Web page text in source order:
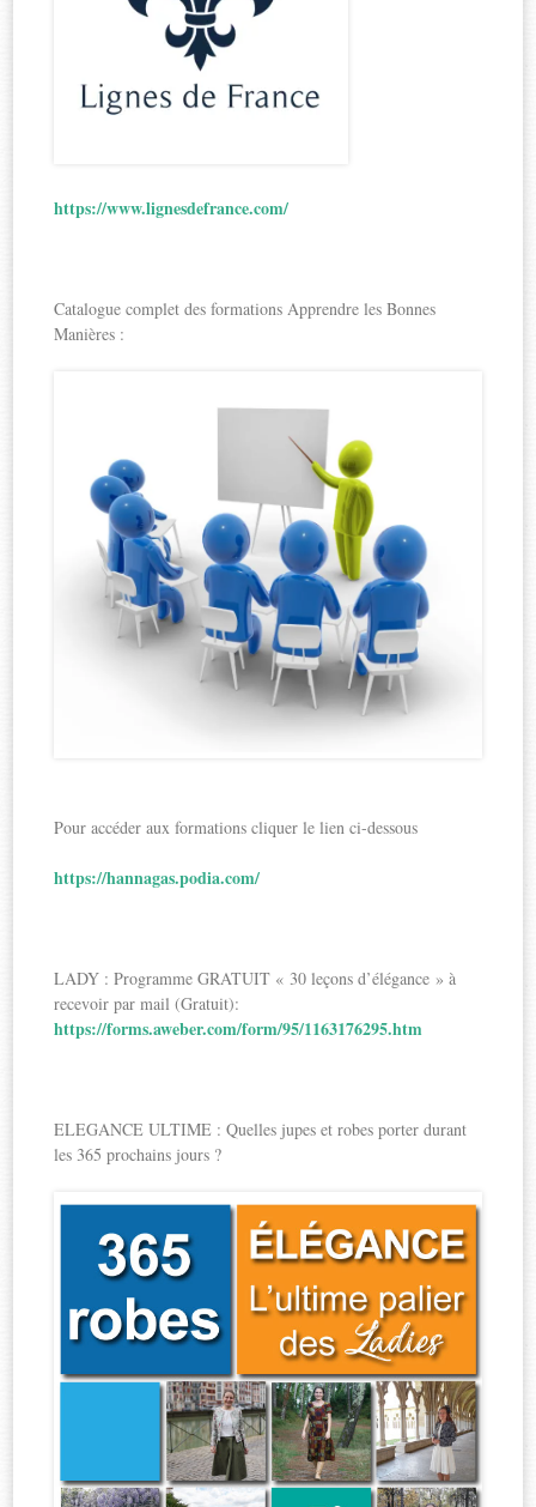
https://www.lignesdefrance.com/
Catalogue complet des formations Apprendre les Bonnes
Manières :
Pour accéder aux formations cliquer le lien ci-dessous
https://hannagas.podia.com/
LADY : Programme GRATUIT « 30 leçons d’élégance » à
recevoir par mail (Gratuit):
https://forms.aweber.com/form/95/1163176295.htm
ELEGANCE ULTIME : Quelles jupes et robes porter durant
les 365 prochains jours ?